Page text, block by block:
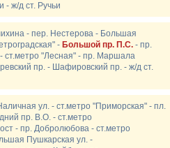
- ж/д ст. Ручьи
- пер. Нестерова - Большая
- Большой пр. П.С. - пр.
ст.метро "Лесная" - пр. Маршала
пр. - Шафировский пр. - ж/д ст.
ул. - ст.метро "Приморская" - пл.
пр. В.О. - ст.метро
- пр. Добролюбова - ст.метро
Пушкарская ул. -